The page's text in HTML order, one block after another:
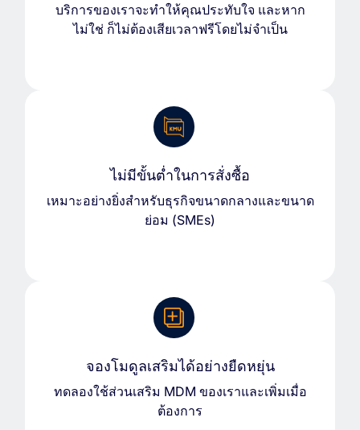
บริการของเราจะทำให้คุณประทับใจ และหาก
ไม่ใช่ ก็ไม่ต้องเสียเวลาฟรีโดยไม่จำเป็น
ไม่มีขั้นต่ำในการสั่งซื้อ
เหมาะอย่างยิ่งสำหรับธุรกิจขนาดกลางและขนาด
ย่อม (SMEs)
จองโมดูลเสริมได้อย่างยืดหยุ่น
ทดลองใช้ส่วนเสริม MDM ของเราและเพิ่มเมื่อ
ต้องการ